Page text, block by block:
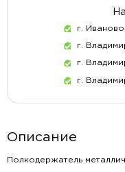
г.
г.
г.
г.
Описание
Полкодержатель